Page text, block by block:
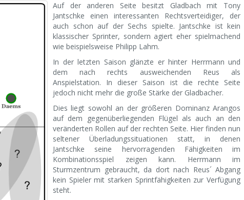
Auf der anderen Seite besitzt Gladbach mit Tony
Jantschke einen interessanten Rechtsverteidiger, der
auch schon auf der Sechs spielte. Jantschke ist kein
klassischer Sprinter, sondern agiert eher spielmachend
wie beispielsweise Philipp Lahm.
In der letzten Saison glänzte er hinter Herrmann und
dem nach rechts ausweichenden Reus als
Anspielstation. In dieser Saison ist die rechte Seite
jedoch nicht mehr die große Stärke der Gladbacher.
Dies liegt sowohl an der größeren Dominanz Arangos
auf dem gegenüberliegenden Flügel als auch an den
veränderten Rollen auf der rechten Seite. Hier finden nun
seltener Überladungssituationen statt, in denen
Jantschke seine hervorragenden Fähigkeiten im
Kombinationsspiel zeigen kann. Herrmann im
Sturmzentrum gebraucht, da dort nach Reus´ Abgang
kein Spieler mit starken Sprintfähigkeiten zur Verfügung
steht.